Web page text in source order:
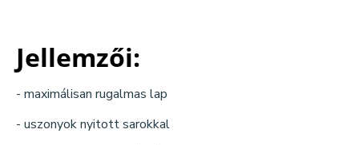
Jellemzői:
- maximálisan rugalmas lap
- uszonyok nyitott sarokkal